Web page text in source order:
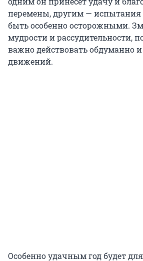
перемены, другим — испытания
быть особенно осторожными.
мудрости и рассудительности,
важно действовать обдуманно и
движений.
Особенно удачным год будет